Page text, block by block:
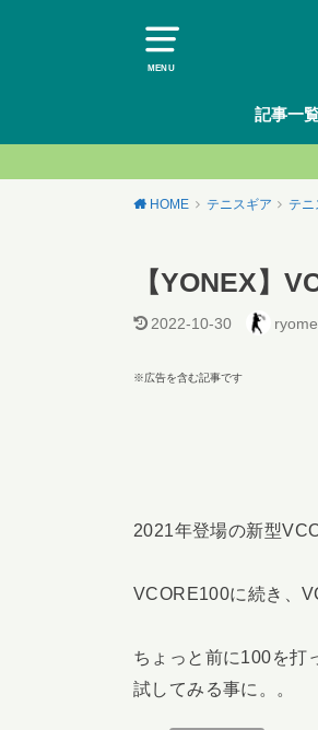
MENU
記事一
HOME テニスギア テニ
【YONEX】
2022-10-30
※広告を含む記事です
2021年登場の新型
VCORE100に続き、
ちょっと前に100を打
試してみる事に。。